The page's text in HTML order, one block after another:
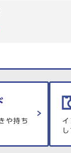
や持ち